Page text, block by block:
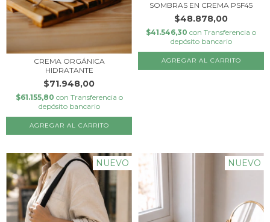
CREMA ORGÁNICA
HIDRATANTE
$71.948,00
$61.155,80 con Transferencia o
depósito bancario
SOMBRAS EN CREMA PSF45
$48.878,00
$41.546,30 con Transferencia o
depósito bancario
AGREGAR AL CARRITO
NUEVO NUEVO